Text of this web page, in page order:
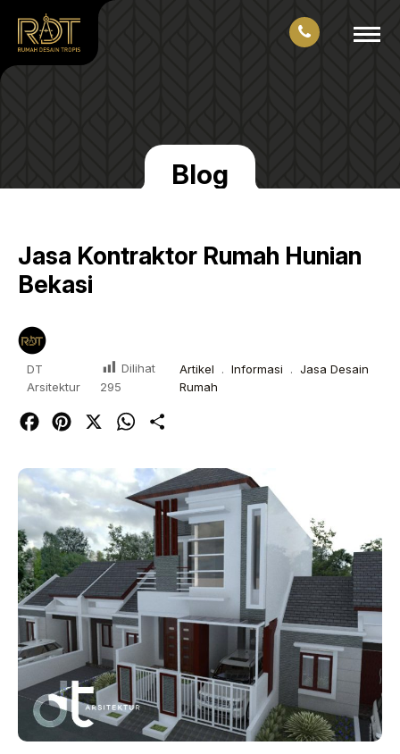
Blog
Jasa Kontraktor Rumah Hunian
Bekasi
DT
Arsitektur
Dilihat
295
Artikel . Informasi . Jasa Desain
Rumah
FacebookPinterest WhatsApp